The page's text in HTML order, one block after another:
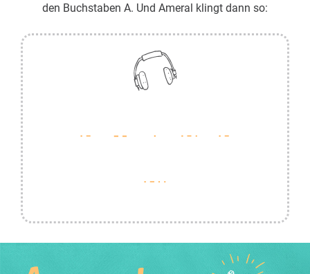
den Buchstaben A. Und Ameral klingt dann so: